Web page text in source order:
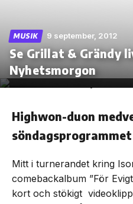
Skip
the
MUSIK 9 september, 2012
Se Grillat & Grändy
Nyhetsmorgon
Highwon-duon
Mitt i turnerandet kring
comebackalbum ”För
kort och stökigt